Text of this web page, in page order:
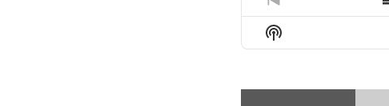
Previous
Episode
Show
Podcast